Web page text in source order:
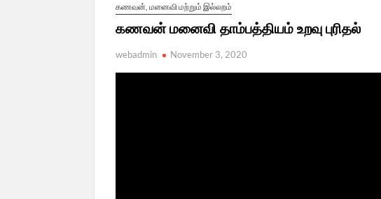
கணவன், மனைவி மற்றும் இல்லறம்
கணவன் மனைவி தாம்பத்தியம் உறவு புரிதல்
webadmin November 3, 2020